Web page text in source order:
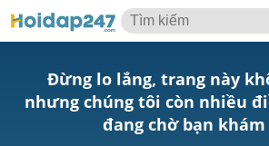
Đừng lo lắng, trang này
nhưng chúng tôi còn nhiều
đang chờ bạn khám